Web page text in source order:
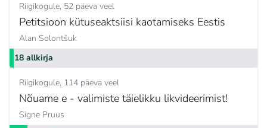
Riigikogule 52 päeva veel
Petitsioon kütuseaktsiisi kaotamiseks Eestis
Alan Solontšuk
18 allkirja
Riigikogule 114 päeva veel
Nõuame e - valimiste täielikku likvideerimist!
Signe Pruus